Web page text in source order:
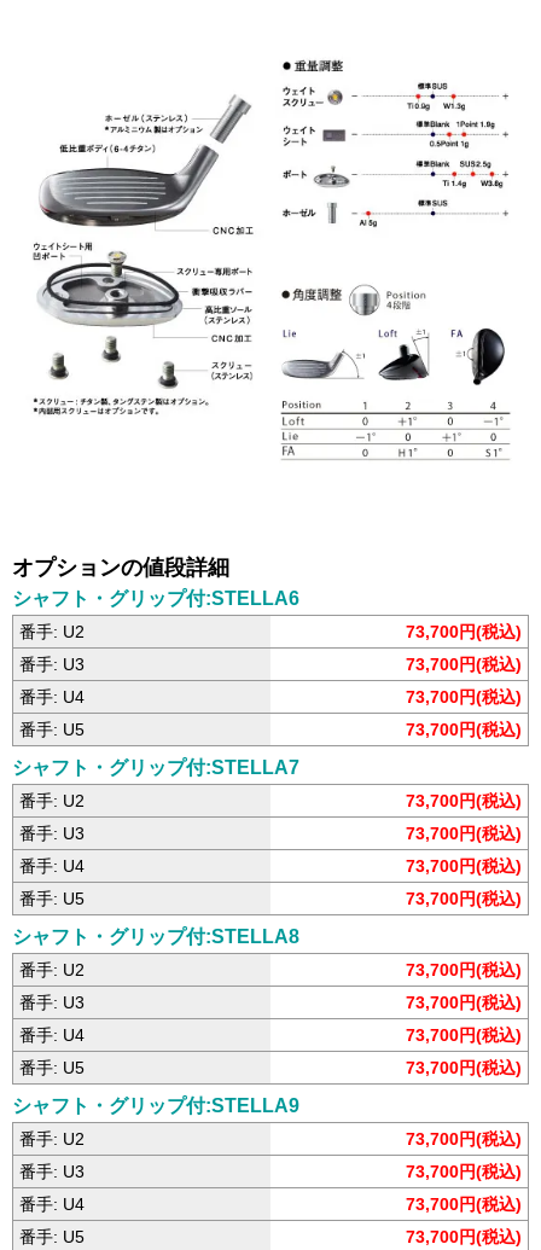
オプションの値段詳細
シャフト・グリップ付:STELLA6
番手: U2
73,700円(税込)
番手: U3
73,700円(税込)
番手: U4
73,700円(税込)
番手: U5
73,700円(税込)
シャフト・グリップ付:STELLA7
番手: U2
73,700円(税込)
番手: U3
73,700円(税込)
番手: U4
73,700円(税込)
番手: U5
73,700円(税込)
シャフト・グリップ付:STELLA8
番手: U2
73,700円(税込)
番手: U3
73,700円(税込)
番手: U4
73,700円(税込)
番手: U5
73,700円(税込)
シャフト・グリップ付:STELLA9
番手: U2
73,700円(税込)
番手: U3
73,700円(税込)
番手: U4
73,700円(税込)
番手: U5
73,700円(税込)